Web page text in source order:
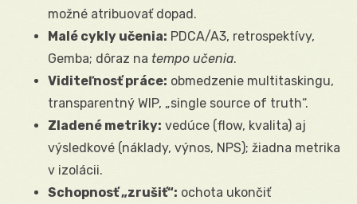
možné atribuovať dopad.
Malé cykly učenia: PDCA/A3, retrospektívy,
Gemba; dôraz na tempo učenia.
Viditeľnosť práce: obmedzenie multitaskingu,
transparentný WIP, „single source of truth“.
Zladené metriky: vedúce (flow, kvalita) aj
výsledkové (náklady, výnos, NPS); žiadna metrika
v izolácii.
Schopnosť „zrušiť“: ochota ukončiť